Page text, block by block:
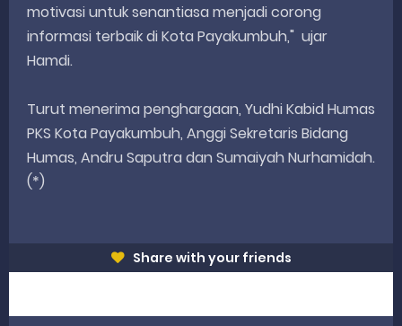
motivasi untuk senantiasa menjadi corong
informasi terbaik di Kota Payakumbuh," ujar
Hamdi.
Turut menerima penghargaan, Yudhi Kabid Humas
PKS Kota Payakumbuh, Anggi Sekretaris Bidang
Humas, Andru Saputra dan Sumaiyah Nurhamidah.
(*)
Share with your friends